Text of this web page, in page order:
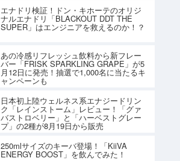
エナドリ検証！ドン・キホーテのオリジ
ナルエナドリ「BLACKOUT DDT THE
SUPER」はエンジニアを救えるのか！？
あの冷感リフレッシュ飲料から新フレー
バー「FRISK SPARKLING GRAPE」が5
月12日に発売！抽選で1,000名に当たるキ
ャンペーンも
日本初上陸ウェルネス系エナジードリン
ク「レインストーム」レビュー！「グァ
バストロベリー」と「ハーベストグレー
プ」の2種が8月19日から販売
250mlサイズのキーバ登場！「KiiVA
ENERGY BOOST」を飲んでみた！